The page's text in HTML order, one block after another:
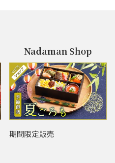
Nadaman Shop
期間限定販売